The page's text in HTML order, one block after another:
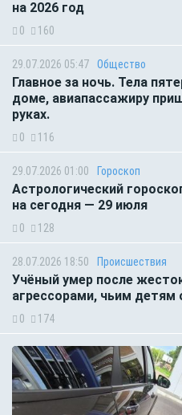
на 2026 год
0 160
29.07.2026 05:47 Общество
Главное за ночь. Тела
доме, авиапассажиру
руках.
0 116
29.07.2026 01:00 Гороскоп
Астрологический
на сегодня — 29 июля
0 128
28.07.2026 18:50 Происшествия
Учёный умер после
агрессорами, чьим детям
0 174